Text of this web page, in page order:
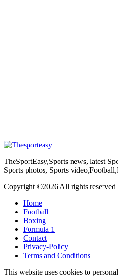
TheSportEasy,Sports news, latest
Sports photos, Sports
Copyright ©2026 All rights reserved
Home
Football
Boxing
Formula 1
Contact
Privacy-Policy
Terms and Conditions
This website uses cookies to